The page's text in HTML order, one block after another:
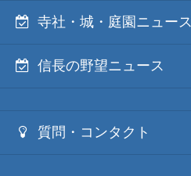
寺社・城・庭園ニュース
信長の野望ニュース
質問・コンタクト